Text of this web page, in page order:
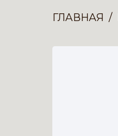
ГЛАВНАЯ